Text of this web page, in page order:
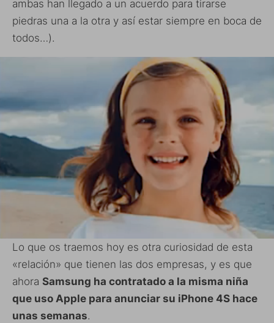
ambas han llegado a un acuerdo para tirarse
piedras una a la otra y así estar siempre en boca de
todos…).
Lo que os traemos hoy es otra curiosidad de esta
«relación» que tienen las dos empresas, y es que
ahora Samsung ha contratado a la misma niña
que uso Apple para anunciar su iPhone 4S hace
unas semanas.